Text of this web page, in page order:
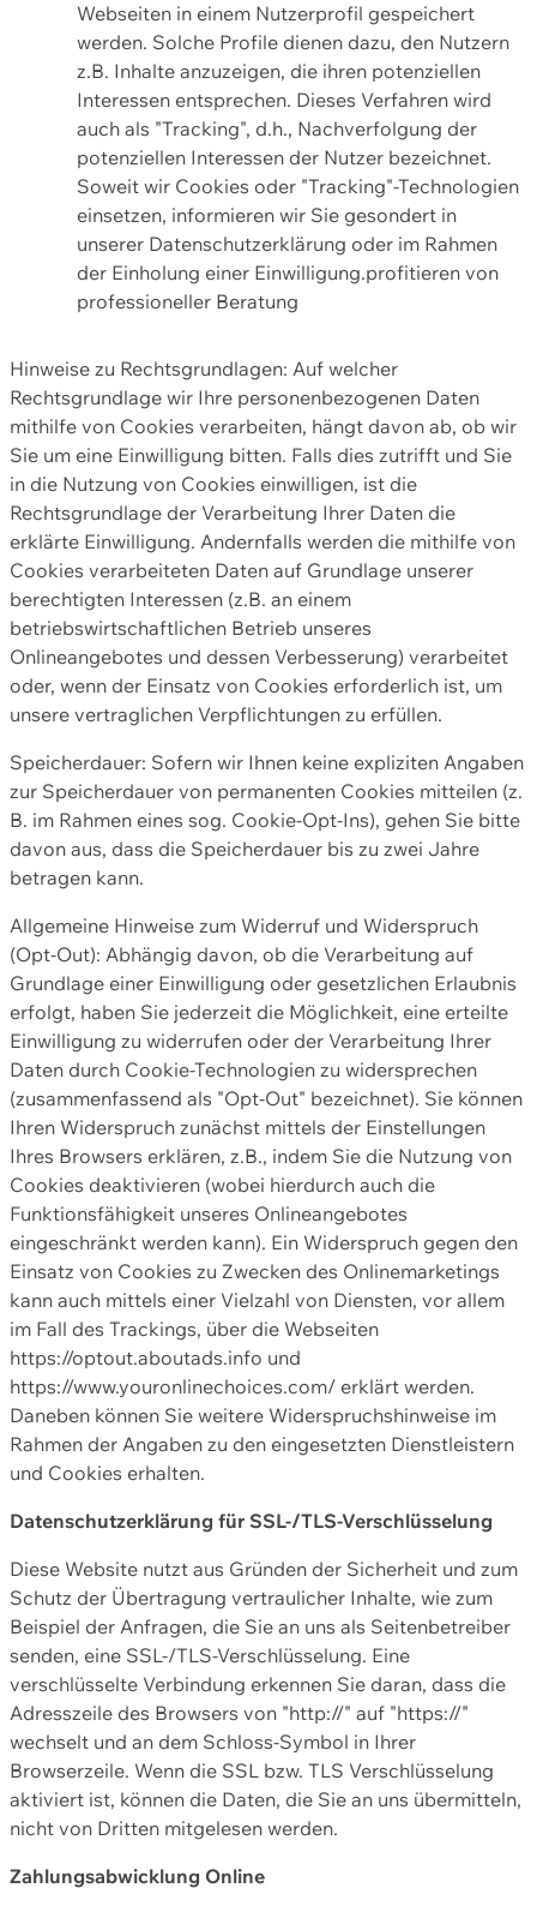
Webseiten in einem Nutzerprofil gespeichert
werden. Solche Profile dienen dazu, den Nutzern
z.B. Inhalte anzuzeigen, die ihren potenziellen
Interessen entsprechen. Dieses Verfahren wird
auch als "Tracking", d.h., Nachverfolgung der
potenziellen Interessen der Nutzer bezeichnet.
Soweit wir Cookies oder "Tracking"-Technologien
einsetzen, informieren wir Sie gesondert in
unserer Datenschutzerklärung oder im Rahmen
der Einholung einer Einwilligung.profitieren von
professioneller Beratung
Hinweise zu Rechtsgrundlagen: Auf welcher
Rechtsgrundlage wir Ihre personenbezogenen Daten
mithilfe von Cookies verarbeiten, hängt davon ab, ob wir
Sie um eine Einwilligung bitten. Falls dies zutrifft und Sie
in die Nutzung von Cookies einwilligen, ist die
Rechtsgrundlage der Verarbeitung Ihrer Daten die
erklärte Einwilligung. Andernfalls werden die mithilfe von
Cookies verarbeiteten Daten auf Grundlage unserer
berechtigten Interessen (z.B. an einem
betriebswirtschaftlichen Betrieb unseres
Onlineangebotes und dessen Verbesserung) verarbeitet
oder, wenn der Einsatz von Cookies erforderlich ist, um
unsere vertraglichen Verpflichtungen zu erfüllen.
Speicherdauer: Sofern wir Ihnen keine expliziten Angaben
zur Speicherdauer von permanenten Cookies mitteilen (z.
B. im Rahmen eines sog. Cookie-Opt-Ins), gehen Sie bitte
davon aus, dass die Speicherdauer bis zu zwei Jahre
betragen kann.
Allgemeine Hinweise zum Widerruf und Widerspruch
(Opt-Out): Abhängig davon, ob die Verarbeitung auf
Grundlage einer Einwilligung oder gesetzlichen Erlaubnis
erfolgt, haben Sie jederzeit die Möglichkeit, eine erteilte
Einwilligung zu widerrufen oder der Verarbeitung Ihrer
Daten durch Cookie-Technologien zu widersprechen
(zusammenfassend als "Opt-Out" bezeichnet). Sie können
Ihren Widerspruch zunächst mittels der Einstellungen
Ihres Browsers erklären, z.B., indem Sie die Nutzung von
Cookies deaktivieren (wobei hierdurch auch die
Funktionsfähigkeit unseres Onlineangebotes
eingeschränkt werden kann). Ein Widerspruch gegen den
Einsatz von Cookies zu Zwecken des Onlinemarketings
kann auch mittels einer Vielzahl von Diensten, vor allem
im Fall des Trackings, über die Webseiten
https://optout.aboutads.info und
https://www.youronlinechoices.com/ erklärt werden.
Daneben können Sie weitere Widerspruchshinweise im
Rahmen der Angaben zu den eingesetzten Dienstleistern
und Cookies erhalten.
Datenschutzerklärung für SSL-/TLS-Verschlüsselung
Diese Website nutzt aus Gründen der Sicherheit und zum
Schutz der Übertragung vertraulicher Inhalte, wie zum
Beispiel der Anfragen, die Sie an uns als Seitenbetreiber
senden, eine SSL-/TLS-Verschlüsselung. Eine
verschlüsselte Verbindung erkennen Sie daran, dass die
Adresszeile des Browsers von "http://" auf "https://"
wechselt und an dem Schloss-Symbol in Ihrer
Browserzeile. Wenn die SSL bzw. TLS Verschlüsselung
aktiviert ist, können die Daten, die Sie an uns übermitteln,
nicht von Dritten mitgelesen werden.
Zahlungsabwicklung Online